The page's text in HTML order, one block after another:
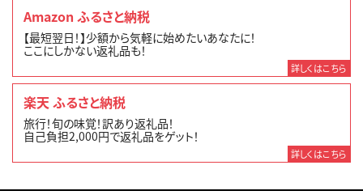
Amazon ふるさと納税
【最短翌日！】少額から気軽に始めたいあなたに！
ここにしかない返礼品も！
詳しくはこちら
楽天 ふるさと納税
旅行！旬の味覚！訳あり返礼品！
自己負担2,000円で返礼品をゲット！
詳しくはこちら